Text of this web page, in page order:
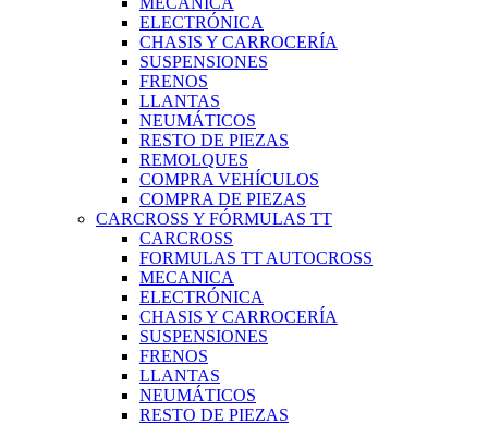
ELECTRÓNICA
CHASIS Y CARROCERÍA
SUSPENSIONES
FRENOS
LLANTAS
NEUMÁTICOS
RESTO DE PIEZAS
REMOLQUES
COMPRA VEHÍCULOS
COMPRA DE PIEZAS
CARCROSS Y FÓRMULAS TT
CARCROSS
FORMULAS TT AUTOCROSS
MECANICA
ELECTRÓNICA
CHASIS Y CARROCERÍA
SUSPENSIONES
FRENOS
LLANTAS
NEUMÁTICOS
RESTO DE PIEZAS